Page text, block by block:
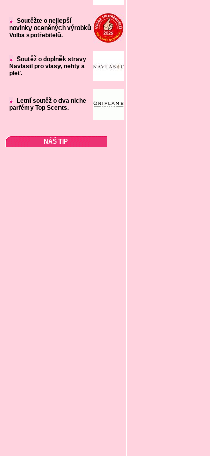
Soutěžte o nejlepší
novinky oceněných výrobků
Volba spotřebitelů.
Soutěž o doplněk stravy
Navlasil pro vlasy, nehty a
pleť.
Letní soutěž o dva niche
parfémy Top Scents.
NÁŠ TIP